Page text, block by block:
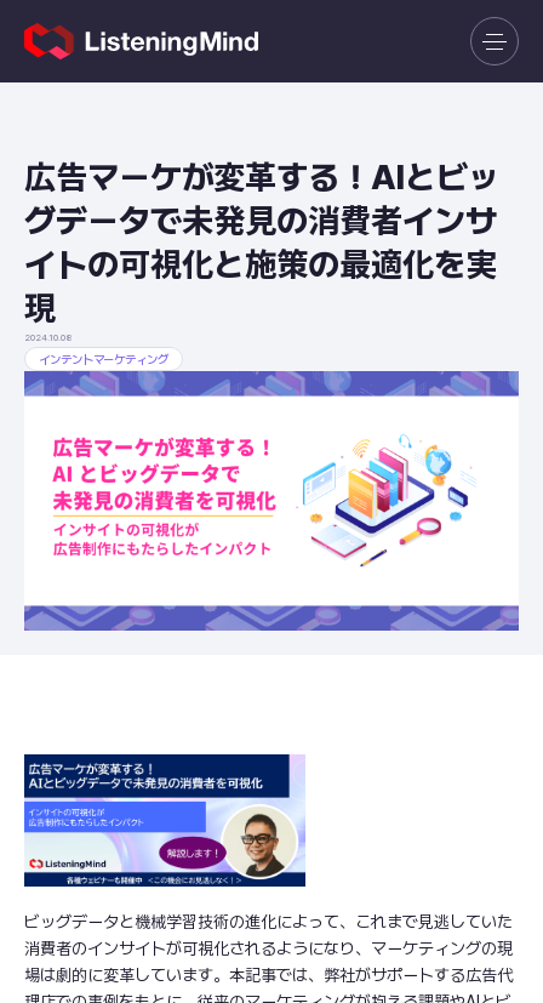
広告マーケが変革する！AIとビッ
グデータで未発見の消費者インサ
イトの可視化と施策の最適化を実
現
2024.10.08
インテントマーケティング
ビッグデータと機械学習技術の進化によって、これまで見逃していた
消費者のインサイトが可視化されるようになり、マーケティングの現
場は劇的に変革しています。本記事では、弊社がサポートする広告代